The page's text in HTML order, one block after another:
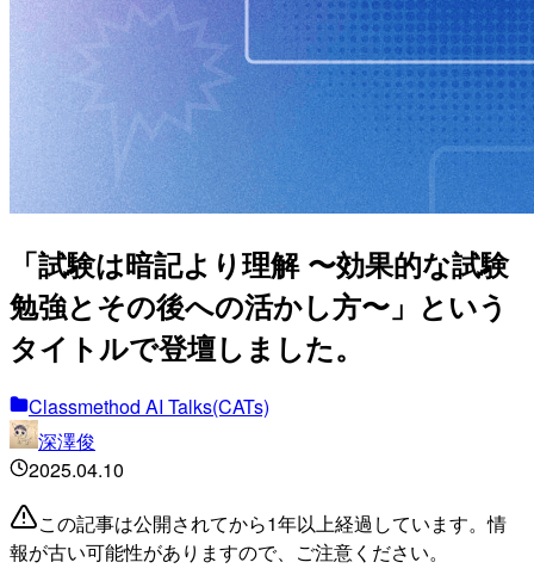
「試験は暗記より理解 〜効果的な試験
勉強とその後への活かし方〜」という
タイトルで登壇しました。
Classmethod AI Talks(CATs)
深澤俊
2025.04.10
この記事は公開されてから1年以上経過しています。情
報が古い可能性がありますので、ご注意ください。